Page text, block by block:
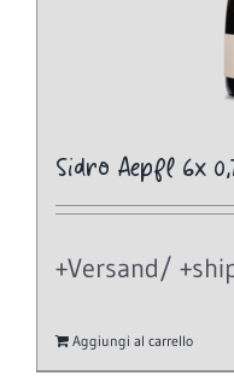
Sidro Aepfl 6x
+Versand/
Aggiungi al carrello